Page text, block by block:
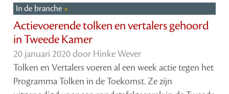
In de branche
Actievoerende tolken en vertalers gehoord
in Tweede Kamer
20 januari 2020 door Hinke Wever
Tolken en Vertalers voeren al een week actie tegen het
Programma Tolken in de Toekomst. Ze zijn